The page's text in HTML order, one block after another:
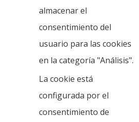
almacenar el
consentimiento del
usuario para las cookies
en la categoría "Análisis".
La cookie está
configurada por el
consentimiento de